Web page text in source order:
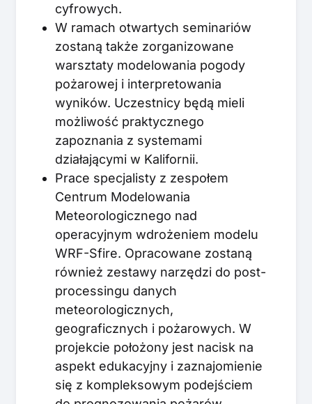
cyfrowych.
W ramach otwartych seminariów
zostaną także zorganizowane
warsztaty modelowania pogody
pożarowej i interpretowania
wyników. Uczestnicy będą mieli
możliwość praktycznego
zapoznania z systemami
działającymi w Kalifornii.
Prace specjalisty z zespołem
Centrum Modelowania
Meteorologicznego nad
operacyjnym wdrożeniem modelu
WRF-Sfire. Opracowane zostaną
również zestawy narzędzi do post-
processingu danych
meteorologicznych,
geograficznych i pożarowych. W
projekcie położony jest nacisk na
aspekt edukacyjny i zaznajomienie
się z kompleksowym podejściem